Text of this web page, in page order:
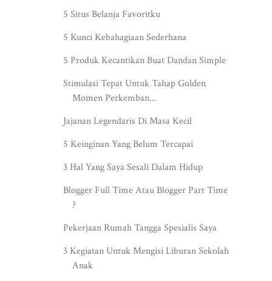
5 Situs Belanja Favoritku
5 Kunci Kebahagiaan Sederhana
5 Produk Kecantikan Buat Dandan Simple
Stimulasi Tepat Untuk Tahap Golden
Momen Perkemban...
Jajanan Legendaris Di Masa Kecil
5 Keinginan Yang Belum Tercapai
3 Hal Yang Saya Sesali Dalam Hidup
Blogger Full Time Atau Blogger Part Time
?
Pekerjaan Rumah Tangga Spesialis Saya
3 Kegiatan Untuk Mengisi Liburan Sekolah
Anak